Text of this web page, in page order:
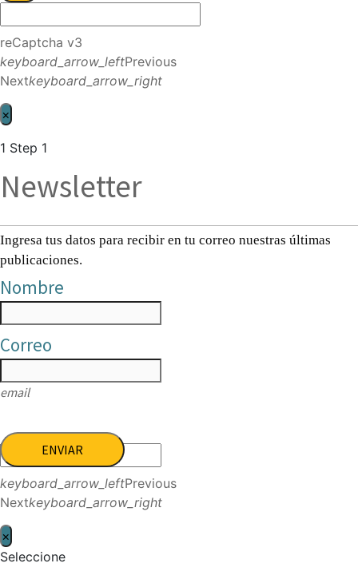
reCaptcha v3
keyboard_arrow_leftPrevious
Nextkeyboard_arrow_right
×
1 Step 1
Newsletter
Ingresa tus datos para recibir en tu correo nuestras últimas
publicaciones.
Nombre
Correo
email
ENVIAR
keyboard_arrow_leftPrevious
Nextkeyboard_arrow_right
×
Seleccione